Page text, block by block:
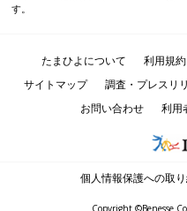
す。
たまひよについて 利用規約
サイトマップ
調査・プレスリ
お問い合わせ
利用
個人情報保護への取